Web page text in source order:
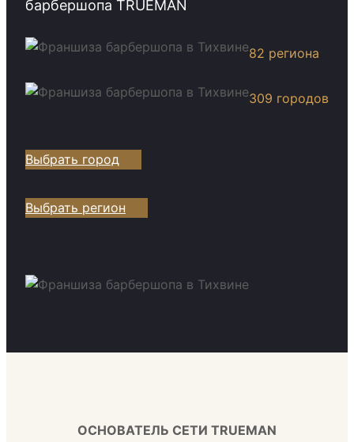
барбершопа TRUEMAN
82 региона
309 городов
Выбрать город
Выбрать регион
ОСНОВАТЕЛЬ СЕТИ TRUEMAN